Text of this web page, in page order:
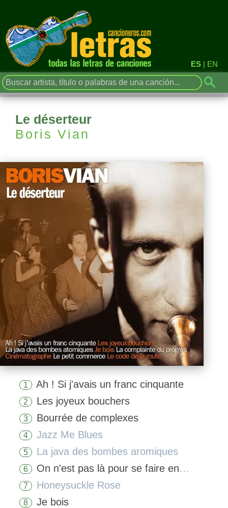
ES | EN
Le déserteur
Boris Vian
1 Ah ! Si j'avais un franc cinquante
2 Les joyeux bouchers
3 Bourrée de complexes
4 Jazz Me Blues
5 La java des bombes aromiques
6 On n'est pas là pour se faire engueuler
7 Honeysuckle Rose
8 Je bois